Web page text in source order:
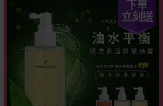
下單
立刻送